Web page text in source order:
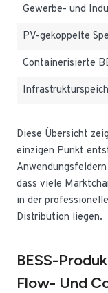
Gewerbe- und
PV-gekoppelte
Containerisierte
Diese Übersicht
einzigen Punkt
dass viele
in der
Distribution liegen.
BESS-
Flow- Und